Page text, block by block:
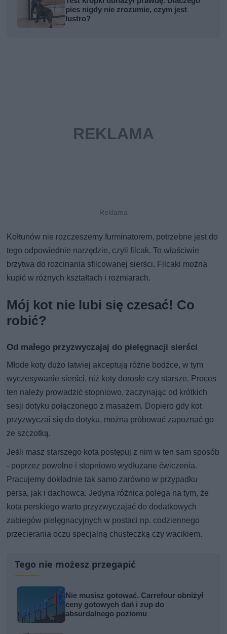
pies nigdy nie zrozumie, czym jest
lustro?
Kołtunów nie rozczeszemy furminatorem, potrzebne jest do
tego odpowiednie narzędzie, czyli filcak. To właściwie
brzytwa do rozcinania sfilcowanej sierści. Filcaki można
kupić w różnych kształtach i rozmiarach.
Mój kot nie lubi się czesać! Co
robić?
Od małego przyzwyczajaj do pielęgnacji sierści
Młode koty dużo łatwiej akceptują różne bodźce, w tym
wyczesywanie sierści, niż koty dorosłe czy starsze. Proces
ten należy prowadzić stopniowo, zaczynając od krótkich
sesji dotyku połączonego z masażem. Dopiero gdy kot
przyzwyczai się do dotyku, można próbować zapoznać go
ze szczotką.
Jeśli masz starszego kota postępuj z nim w ten sam sposób
- poprzez powolne i stopniowo wydłużane ćwiczenia.
Pracujemy dokładnie tak samo zarówno w przypadku
persa, jak i dachowca. Jedyna różnica polega na tym, że
kota perskiego warto przyzwyczajać do dodatkowych
zabiegów pielęgnacyjnych w postaci np. codziennego
przecierania oczu specjalną chusteczką czy wacikiem.
Tego nie możesz przegapić
Nie musisz gotować. Carrefour obniżył
ceny gotowych dań i zup do
absurdalnego poziomu